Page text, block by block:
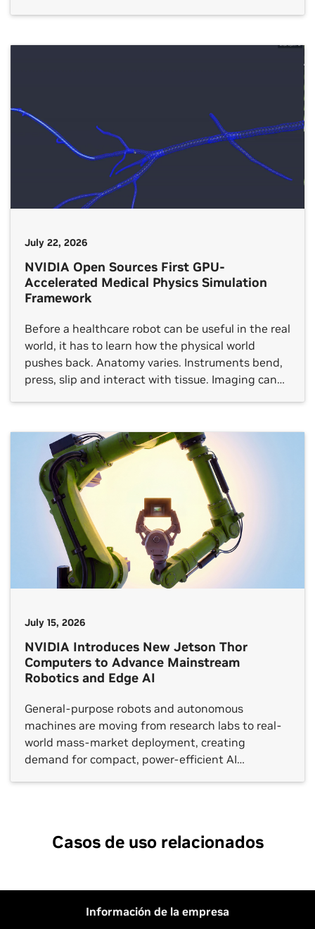
Priors, highlighted how the NVIDIA Jetson
July 22, 2026
NVIDIA Open Sources First GPU-
Accelerated Medical Physics Simulation
Framework
Before a healthcare robot can be useful in the real
world, it has to learn how the physical world
pushes back. Anatomy varies. Instruments bend,
press, slip and interact with tissue. Imaging can
don’t appear on schedule. That creates one of […]
July 15, 2026
NVIDIA Introduces New Jetson Thor
Computers to Advance Mainstream
Robotics and Edge AI
General-purpose robots and autonomous
machines are moving from research labs to real-
world mass-market deployment, creating
demand for compact, power-efficient AI
that enable mass-market robotics and edge AI
Casos de uso relacionados
Información de la empresa